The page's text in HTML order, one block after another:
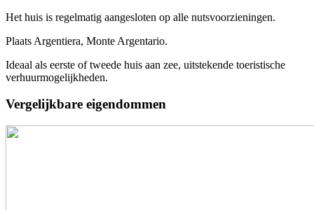
Het huis is regelmatig aangesloten op alle nutsvoorzieningen.
Plaats Argentiera, Monte Argentario.
Ideaal als eerste of tweede huis aan zee, uitstekende toeristische
verhuurmogelijkheden.
Vergelijkbare eigendommen